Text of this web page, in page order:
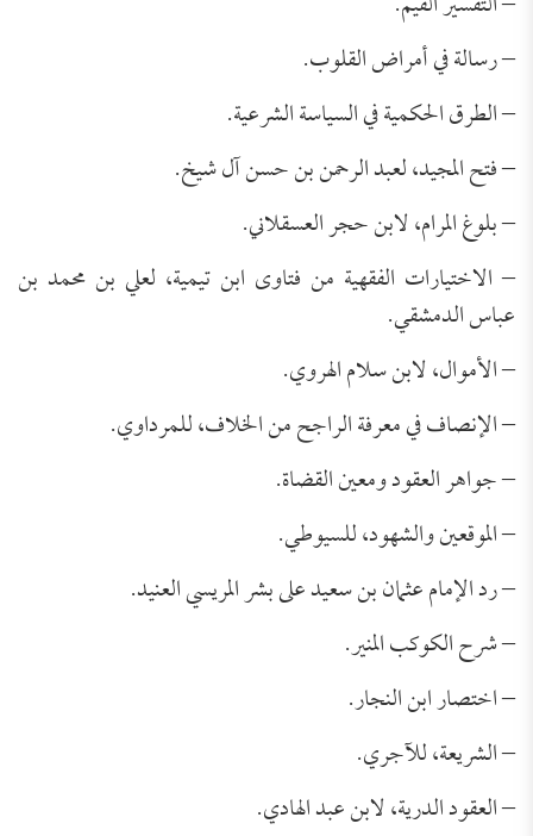
– رسالة في أمراض القلوب.
– الطرق الحكمية في السياسة الشرعية.
– فتح المجيد، لعبد الرحمن بن حسن آل شيخ.
– بلوغ المرام، لابن حجر العسقلاني.
– الاختيارات الفقهية من فتاوى ابن تيمية، لعلي بن محمد بن
عباس الدمشقي.
– الأموال، لابن سلام الهروي.
– الإنصاف في معرفة الراجح من الخلاف، للمرداوي.
– جواهر العقود ومعين القضاة.
– الموقعين والشهود، للسيوطي.
– رد الإمام عثمان بن سعيد على بشر المريسي العنيد.
– شرح الكوكب المنير.
– اختصار ابن النجار.
– الشريعة، للآجري.
– العقود الدرية، لابن عبد الهادي.